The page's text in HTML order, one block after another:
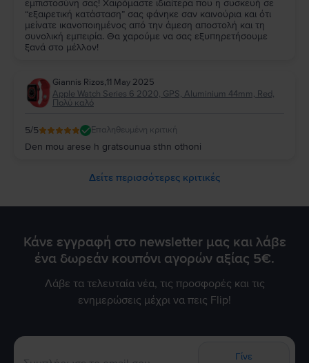
εμπιστοσύνη σας! Χαιρόμαστε ιδιαίτερα που η συσκευή σε
“εξαιρετική κατάσταση” σας φάνηκε σαν καινούρια και ότι
μείνατε ικανοποιημένος από την άμεση αποστολή και τη
συνολική εμπειρία. Θα χαρούμε να σας εξυπηρετήσουμε
ξανά στο μέλλον!
Giannis Rizos,11 May 2025
Apple Watch Series 6 2020, GPS, Aluminium 44mm, Red,
Πολύ καλό
5/5 Επαληθευμένη κριτική
Den mou arese h gratsounua sthn othoni
Δείτε περισσότερες κριτικές
Κάνε εγγραφή στο newsletter μας και λάβε
ένα δωρεάν κουπόνι αγορών αξίας 5€.
Λάβε τα τελευταία νέα, τις προσφορές και τις
ενημερώσεις μέχρι να πεις Flip!
Γίνε